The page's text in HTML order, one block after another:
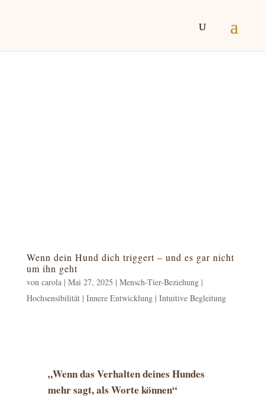
Wenn dein Hund dich triggert – und es gar nicht
um ihn geht
von carola| Mai 27, 2025 | Mensch-Tier-Beziehung |
Hochsensibilität | Innere Entwicklung | Intuitive Begleitung
„Wenn das Verhalten deines Hundes
mehr sagt, als Worte können“